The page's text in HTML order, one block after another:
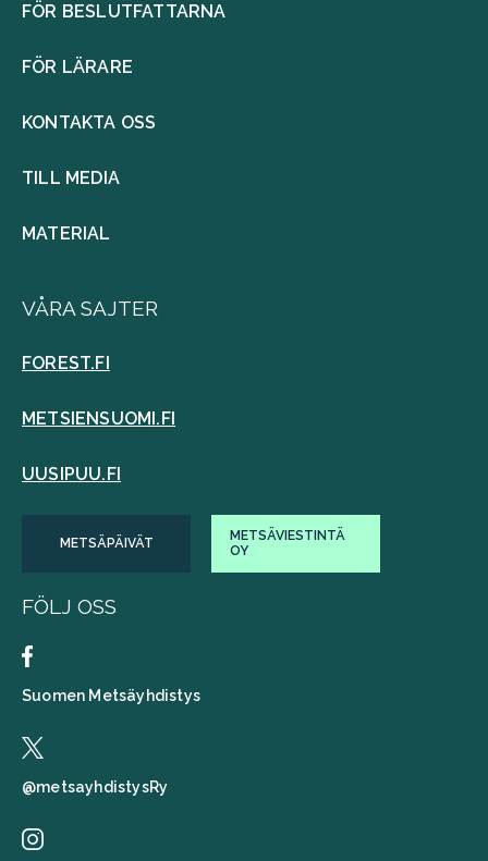
FÖR BESLUTFATTARNA
FÖR LÄRARE
KONTAKTA OSS
TILL MEDIA
MATERIAL
VÅRA SAJTER
FOREST.FI
METSIENSUOMI.FI
UUSIPUU.FI
METSÄPÄIVÄT
METSÄVIESTINTÄ
OY
FÖLJ OSS
Suomen Metsäyhdistys
@metsayhdistysRy